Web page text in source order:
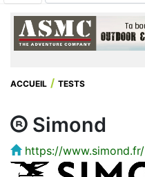
ACCUEIL TESTS
Simond
https://www.simond.fr/